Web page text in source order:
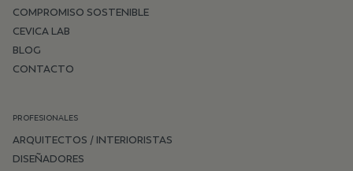
COMPROMISO SOSTENIBLE
CEVICA LAB
BLOG
CONTACTO
PROFESIONALES
ARQUITECTOS / INTERIORISTAS
DISEÑADORES